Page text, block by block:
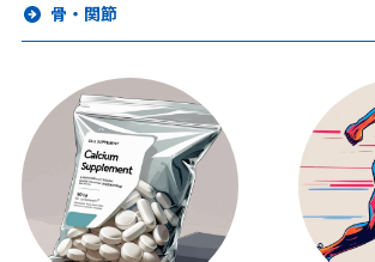
骨・関節